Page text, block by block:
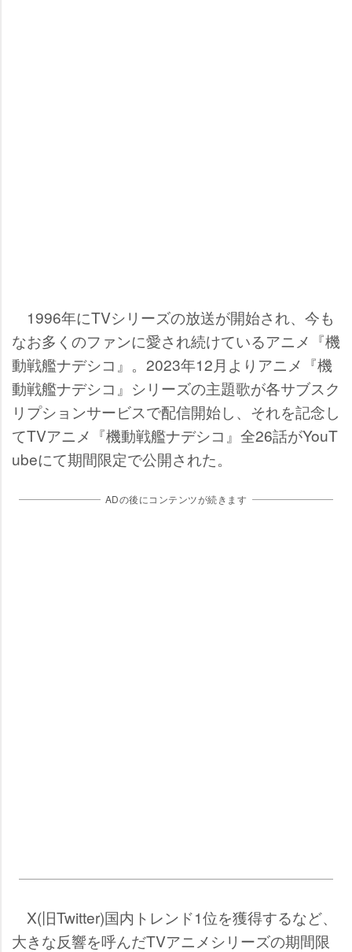
1996年にTVシリーズの放送が開始され、今も
なお多くのファンに愛され続けているアニメ『機
動戦艦ナデシコ』。2023年12月よりアニメ『機
動戦艦ナデシコ』シリーズの主題歌が各サブスク
リプションサービスで配信開始し、それを記念し
てTVアニメ『機動戦艦ナデシコ』全26話がYouT
ubeにて期間限定で公開された。
ADの後にコンテンツが続きます
X(旧Twitter)国内トレンド1位を獲得するなど、
大きな反響を呼んだTVアニメシリーズの期間限